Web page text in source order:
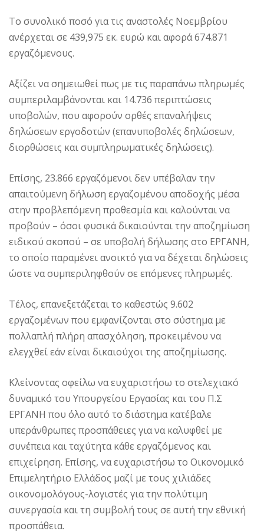
Το συνολικό ποσό για τις αναστολές Νοεμβρίου
ανέρχεται σε 439,975 εκ. ευρώ και αφορά 674.871
εργαζόμενους.
Αξίζει να σημειωθεί πως με τις παραπάνω πληρωμές
συμπεριλαμβάνονται και 14.736 περιπτώσεις
υποβολών, που αφορούν ορθές επαναλήψεις
δηλώσεων εργοδοτών (επανυποβολές δηλώσεων,
διορθώσεις και συμπληρωματικές δηλώσεις).
Επίσης, 23.866 εργαζόμενοι δεν υπέβαλαν την
απαιτούμενη δήλωση εργαζομένου αποδοχής μέσα
στην προβλεπόμενη προθεσμία και καλούνται να
προβούν – όσοι φυσικά δικαιούνται την αποζημίωση
ειδικού σκοπού – σε υποβολή δήλωσης στο ΕΡΓΑΝΗ,
το οποίο παραμένει ανοικτό για να δέχεται δηλώσεις
ώστε να συμπεριληφθούν σε επόμενες πληρωμές.
Τέλος, επανεξετάζεται το καθεστώς 9.602
εργαζομένων που εμφανίζονται στο σύστημα με
πολλαπλή πλήρη απασχόληση, προκειμένου να
ελεγχθεί εάν είναι δικαιούχοι της αποζημίωσης.
Κλείνοντας οφείλω να ευχαριστήσω το στελεχιακό
δυναμικό του Υπουργείου Εργασίας και του Π.Σ
ΕΡΓΑΝΗ που όλο αυτό το διάστημα κατέβαλε
υπεράνθρωπες προσπάθειες για να καλυφθεί με
συνέπεια και ταχύτητα κάθε εργαζόμενος και
επιχείρηση. Επίσης, να ευχαριστήσω το Οικονομικό
Επιμελητήριο Ελλάδος μαζί με τους χιλιάδες
οικονομολόγους-λογιστές για την πολύτιμη
συνεργασία και τη συμβολή τους σε αυτή την εθνική
προσπάθεια.